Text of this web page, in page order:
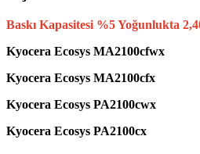
Baskı Kapasitesi %5 Yoğunlukta
Kyocera Ecosys MA2100cfwx
Kyocera Ecosys MA2100cfx
Kyocera Ecosys PA2100cwx
Kyocera Ecosys PA2100cx